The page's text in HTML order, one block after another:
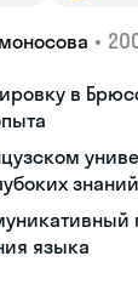
•
в
знаний
языка